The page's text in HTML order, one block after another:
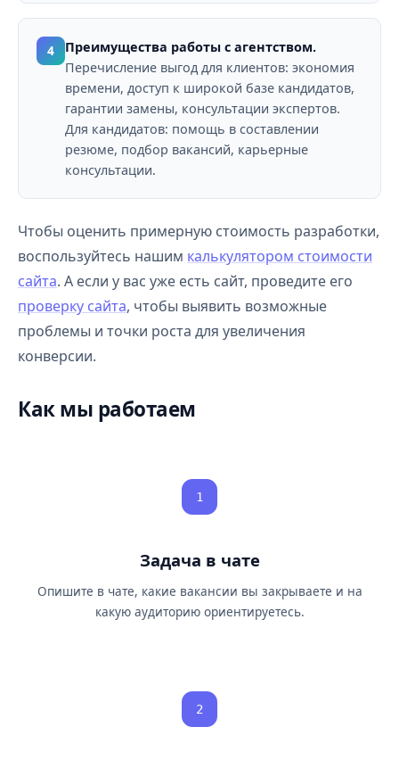
4
Преимущества работы с агентством.
Перечисление выгод для клиентов: экономия
времени, доступ к широкой базе кандидатов,
гарантии замены, консультации экспертов.
Для кандидатов: помощь в составлении
резюме, подбор вакансий, карьерные
консультации.
Чтобы оценить примерную стоимость разработки,
воспользуйтесь нашим калькулятором стоимости
сайта. А если у вас уже есть сайт, проведите его
проверку сайта, чтобы выявить возможные
проблемы и точки роста для увеличения
конверсии.
Как мы работаем
1
Задача в чате
Опишите в чате, какие вакансии вы закрываете и на
какую аудиторию ориентируетесь.
2